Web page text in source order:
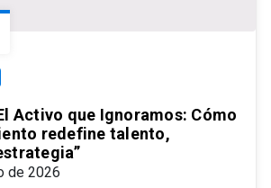
Activo que Ignoramos: Cómo
redefine talento,
de 2026